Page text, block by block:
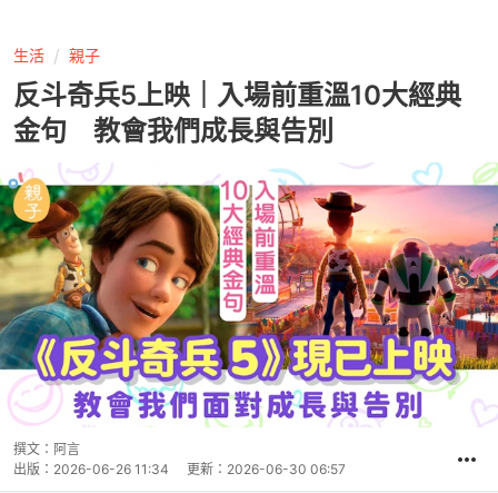
生活 親子
反斗奇兵5上映｜入場前重溫10大經典
金句 教會我們成長與告別
撰文： 阿言
出版： 2026-06-26 11:34 更新： 2026-06-30 06:57